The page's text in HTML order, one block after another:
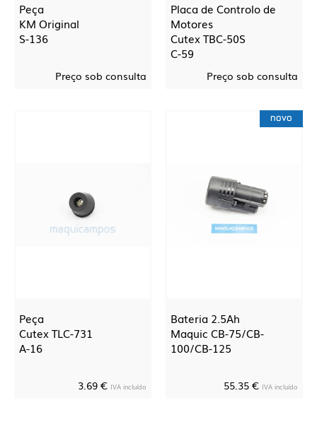
Peça
KM Original
S-136
Preço sob consulta
Placa de Controlo de
Motores
Cutex TBC-50S
C-59
Preço sob consulta
Peça
Cutex TLC-731
A-16
3.69 € IVA incluído
novo
Bateria 2.5Ah
Maquic CB-75/CB-
100/CB-125
55.35 € IVA incluído